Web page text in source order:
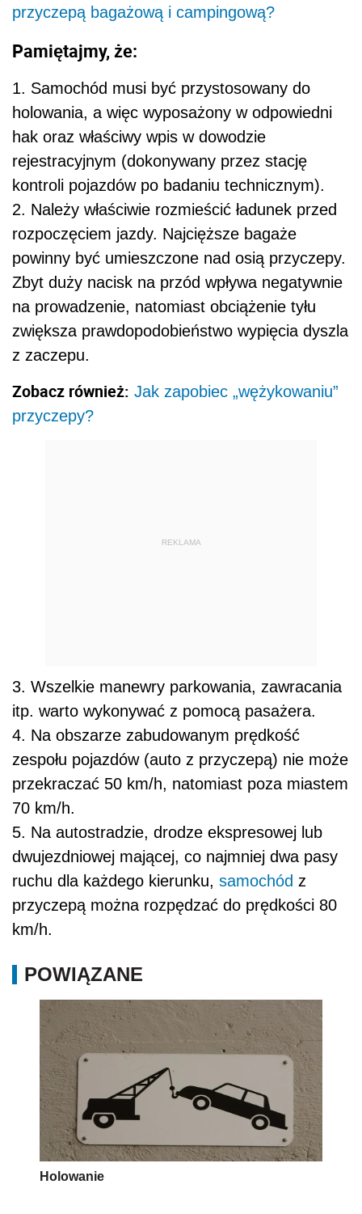
przyczepą bagażową i campingową?
Pamiętajmy, że:
1. Samochód musi być przystosowany do
holowania, a więc wyposażony w odpowiedni
hak oraz właściwy wpis w dowodzie
rejestracyjnym (dokonywany przez stację
kontroli pojazdów po badaniu technicznym).
2. Należy właściwie rozmieścić ładunek przed
rozpoczęciem jazdy. Najcięższe bagaże
powinny być umieszczone nad osią przyczepy.
Zbyt duży nacisk na przód wpływa negatywnie
na prowadzenie, natomiast obciążenie tyłu
zwiększa prawdopodobieństwo wypięcia dyszla
z zaczepu.
Zobacz również: Jak zapobiec „wężykowaniu”
przyczepy?
REKLAMA
3. Wszelkie manewry parkowania, zawracania
itp. warto wykonywać z pomocą pasażera.
4. Na obszarze zabudowanym prędkość
zespołu pojazdów (auto z przyczepą) nie może
przekraczać 50 km/h, natomiast poza miastem
70 km/h.
5. Na autostradzie, drodze ekspresowej lub
dwujezdniowej mającej, co najmniej dwa pasy
ruchu dla każdego kierunku, samochód z
przyczepą można rozpędzać do prędkości 80
km/h.
POWIĄZANE
Holowanie